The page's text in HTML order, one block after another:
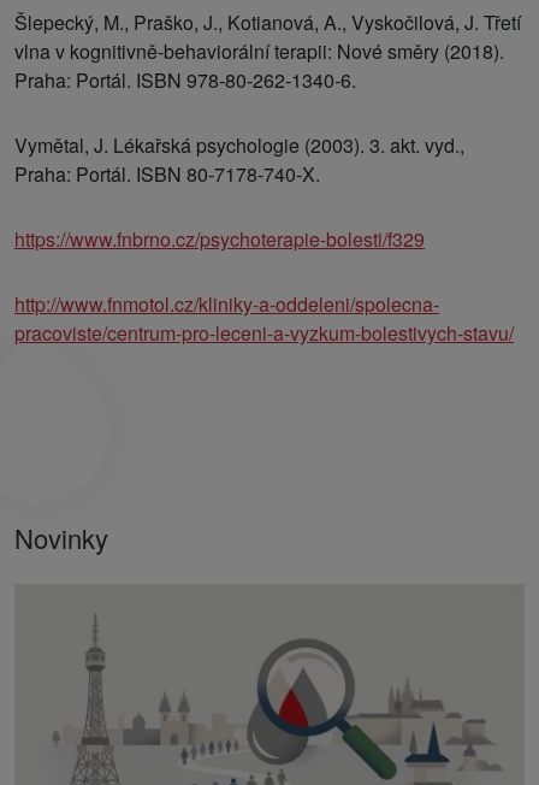
Šlepecký, M., Praško, J., Kotianová, A., Vyskočilová, J. Třetí
vlna v kognitivně-behaviorální terapii: Nové směry (2018).
Praha: Portál. ISBN 978-80-262-1340-6.
Vymětal, J. Lékařská psychologie (2003). 3. akt. vyd.,
Praha: Portál. ISBN 80-7178-740-X.
https://www.fnbrno.cz/psychoterapie-bolesti/f329
http://www.fnmotol.cz/kliniky-a-oddeleni/spolecna-
pracoviste/centrum-pro-leceni-a-vyzkum-bolestivych-stavu/
Novinky